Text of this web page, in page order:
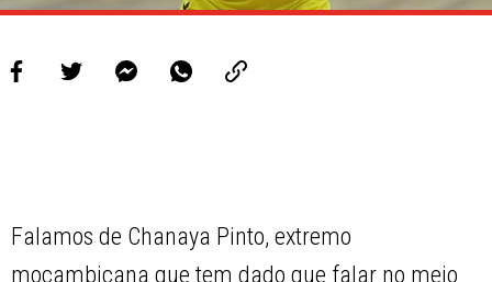
Falamos de Chanaya Pinto, extremo
moçambicana que tem dado que falar no meio